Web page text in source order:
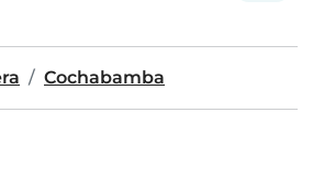
Cochabamba